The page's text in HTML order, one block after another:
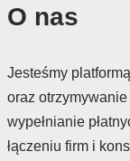
O nas
Jesteśmy
oraz
wypełnianie
łączeniu firm i